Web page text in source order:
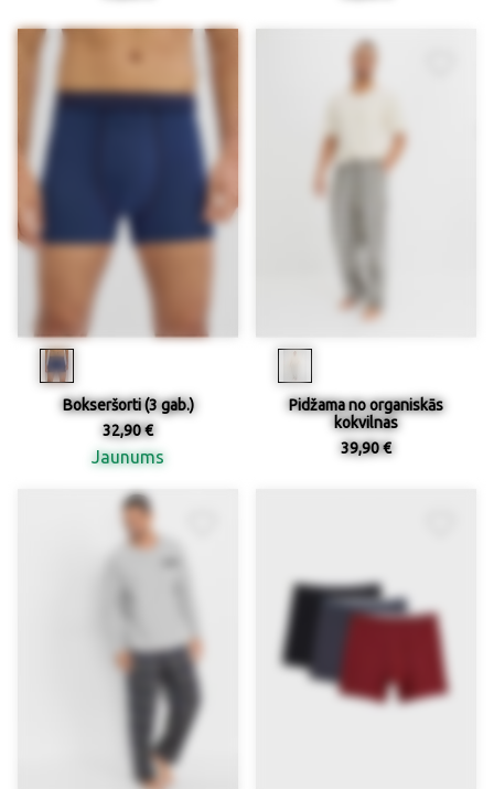
Bokseršorti (3 gab.)
32,90 €
Jaunums
Pidžama no organiskās
kokvilnas
39,90 €